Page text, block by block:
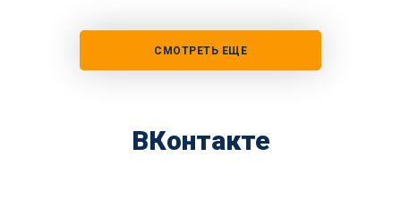
СМОТРЕТЬ ЕЩЕ
ВКонтакте